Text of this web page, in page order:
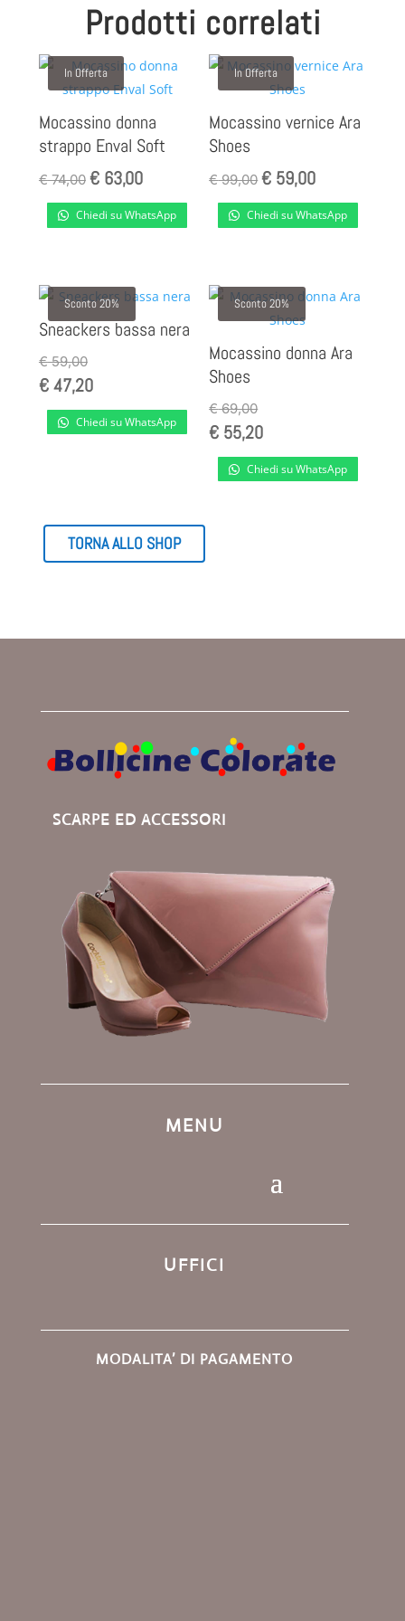
Prodotti correlati
In Offerta
Mocassino donna
strappo Enval Soft
€74,00 Il
prezzo
originale
€63,00Il
prezzo
attuale
Chiedi su WhatsApp
In Offerta
Mocassino vernice Ara
Shoes
€99,00Il
prezzo
originale
€ 59,00Il
prezzo
attuale
Chiedi su WhatsApp
Sconto 20%
Sneackers bassa nera
€59,00
€47,20
Chiedi su WhatsApp
Sconto 20%
Mocassino donna Ara
Shoes
€69,00
€ 55,20
Chiedi su WhatsApp
TORNA ALLO SHOP
SCARPE ED ACCESSORI
MENU
UFFICI
MODALITA’ DI PAGAMENTO